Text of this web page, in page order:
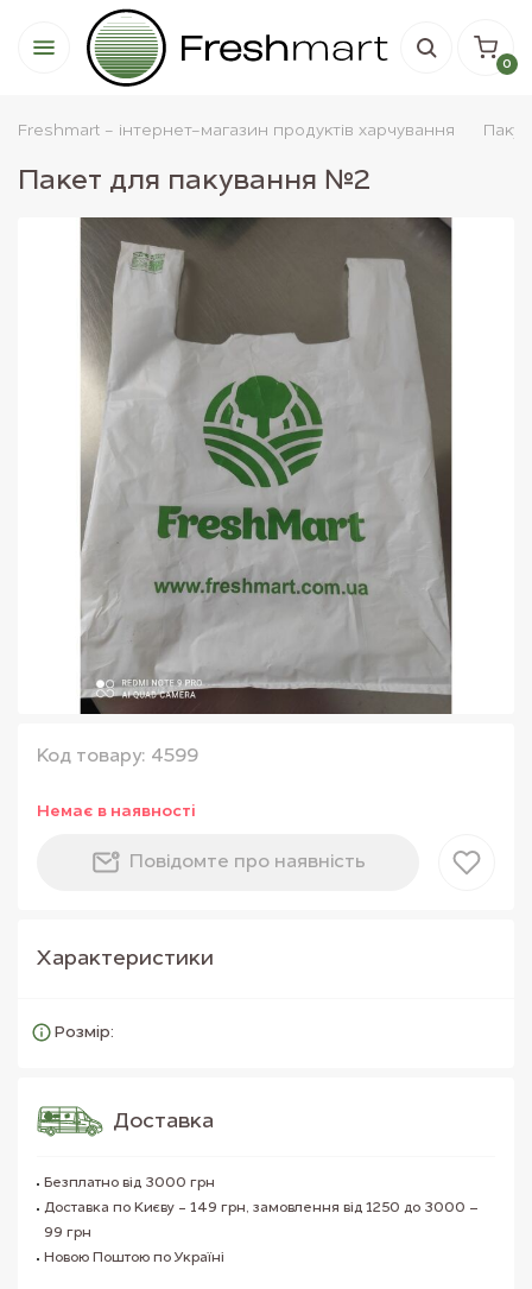
0
Freshmart - інтернет-магазин продуктів харчування
Пакет для пакування №2
Код товару: 4599
Немає в наявностi
Повiдомте про наявнiсть
Характеристики
Розмір:
Доставка
Безплатно від 3000 грн
Доставка по Києву - 149 грн, замовлення від 1250 до 3000 –
99 грн
Новою Поштою по Україні